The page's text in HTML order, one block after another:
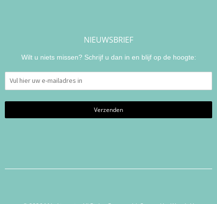
NIEUWSBRIEF
Wilt u niets missen? Schrijf u dan in en blijf op de hoogte: